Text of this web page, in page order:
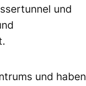
und
und haben